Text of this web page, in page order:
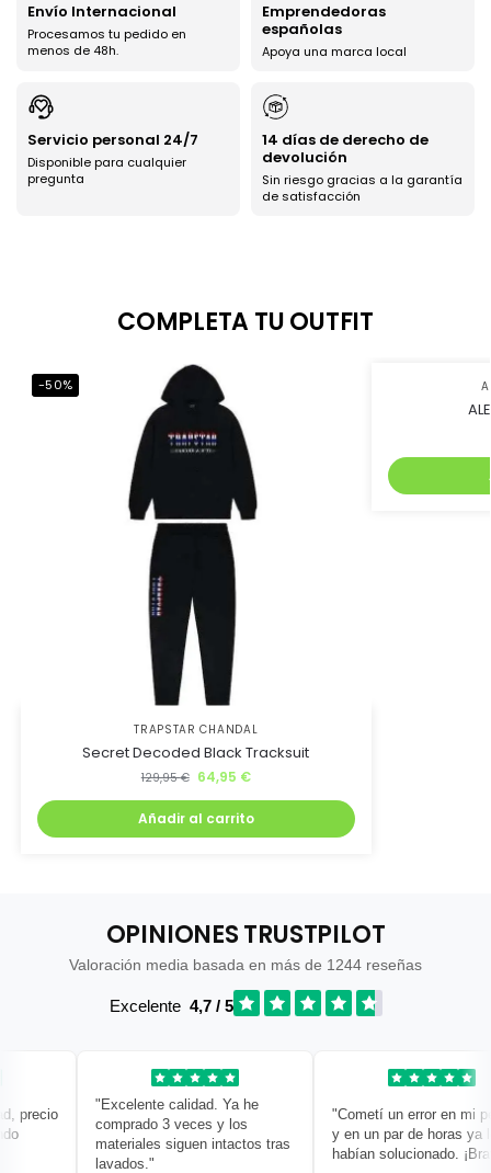
Envío Internacional
Procesamos tu pedido en
menos de 48h.
Emprendedoras
españolas
Apoya una marca local
Servicio personal 24/7
Disponible para cualquier
pregunta
14 días de derecho de
devolución
Sin riesgo gracias a la garantía
de satisfacción
COMPLETA TU OUTFIT
-50%
TRAPSTAR CHANDAL
Secret Decoded Black Tracksuit
129,95€ 64,95 €
Añadir al carrito
OPINIONES TRUSTPILOT
Valoración media basada en más de 1244 reseñas
Excelente 4,7 / 5
"Excelente calidad. Ya he
comprado 3 veces y los
materiales siguen intactos tras
lavados."
"Cometí un error en mi
y en un par de horas ya lo
habían solucionado.